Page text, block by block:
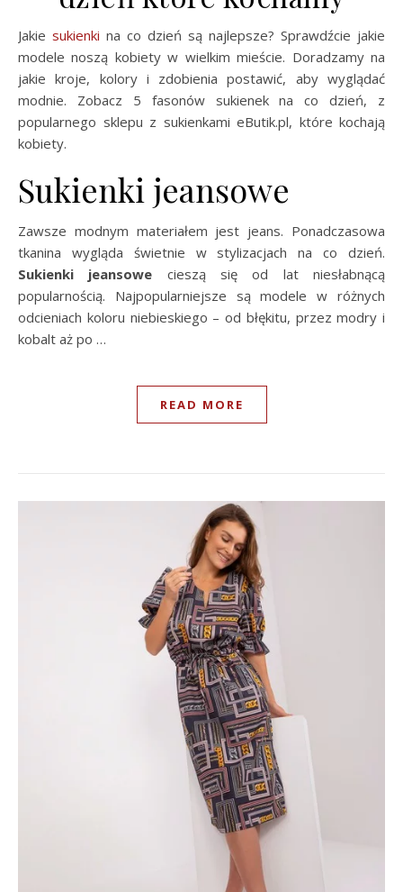
Jakie sukienki na co dzień są najlepsze? Sprawdźcie jakie
modele noszą kobiety w wielkim mieście. Doradzamy na
jakie kroje, kolory i zdobienia postawić, aby wyglądać
modnie. Zobacz 5 fasonów sukienek na co dzień, z
popularnego sklepu z sukienkami eButik.pl, które kochają
kobiety.
Sukienki jeansowe
Zawsze modnym materiałem jest jeans. Ponadczasowa
tkanina wygląda świetnie w stylizacjach na co dzień.
Sukienki jeansowe cieszą się od lat niesłabnącą
popularnością. Najpopularniejsze są modele w różnych
odcieniach koloru niebieskiego – od błękitu, przez modry i
kobalt aż po …
READ MORE